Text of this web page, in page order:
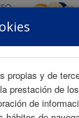
propias y de
prestación de
de